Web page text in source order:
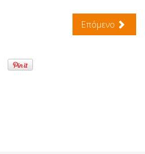
Επόμενο